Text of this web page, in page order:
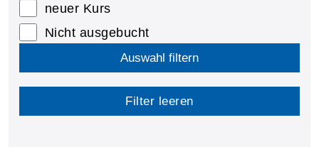
neuer Kurs
Nicht ausgebucht
Auswahl filtern
Filter leeren